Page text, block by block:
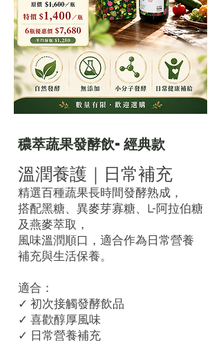
穠萃蔬果發酵飲-經典款
溫潤養護｜日常補充
精選百種蔬果長時間發酵熟成，
搭配黑糖、異麥芽寡糖、L-阿拉伯糖
及燕麥萃取，
風味溫潤順口，適合作為日常營養
補充與生活保養。
適合：
✓ 初次接觸發酵飲品
✓ 喜歡醇厚風味
✓ 日常營養補充